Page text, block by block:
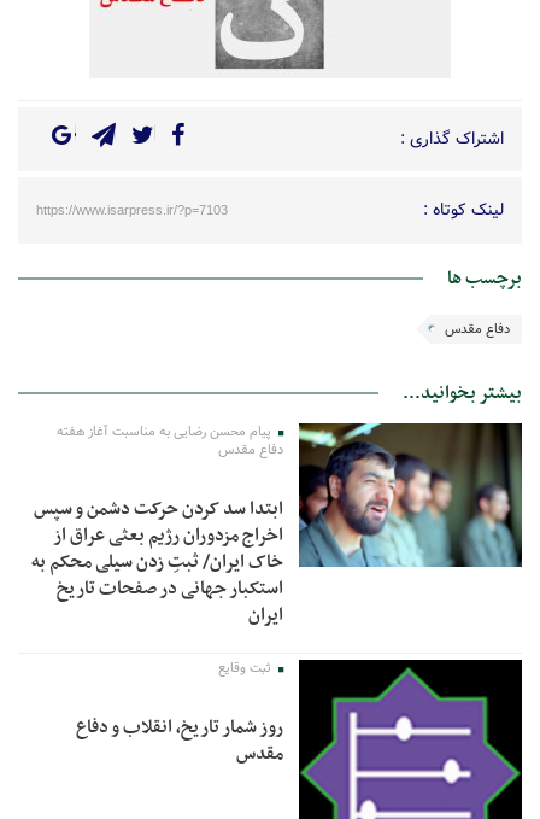
اشتراک گذاری :
لینک کوتاه : https://www.isarpress.ir/?p=7103
برچسب ها
دفاع مقدس
بیشتر بخوانید...
پیام محسن رضایی به مناسبت آغاز هفته
دفاع مقدس
ابتدا سد کردن حرکت دشمن و سپس
اخراج مزدوران رژیم بعثی عراق از
خاک ایران/ ثبتِ زدن سیلی محکم به
استکبار جهانی در صفحات تاریخ
ایران
ثبت وقایع
روز شمار تاریخ، انقلاب و دفاع
مقدس